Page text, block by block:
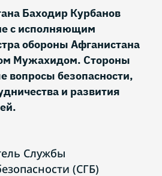
Баходир Курбанов
с исполняющим
обороны Афганистана
Мужахидом. Стороны
вопросы безопасности,
и развития
Службы
(СГБ)